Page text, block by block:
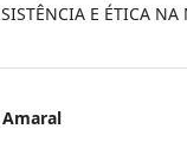
E ÉTICA